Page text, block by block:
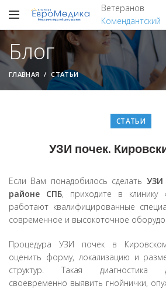
Ветеранов
Комендантский
Блог
ГЛАВНАЯ СТАТЬИ
СТАТЬИ
УЗИ почек.
Если Вам понадобилось сделать УЗИ
районе СПБ, приходите в клинику
работают квалифицированные
современное и высокоточное
Процедура УЗИ почек в
оценить форму, локализацию и
структур. Такая диагностика
своевременно выявить гнойнички,